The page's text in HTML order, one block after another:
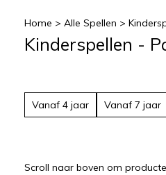
Home > Alle Spellen >
Kinderspellen -
Vanaf 4 jaar Vanaf 7 jaar
Scroll naar boven om